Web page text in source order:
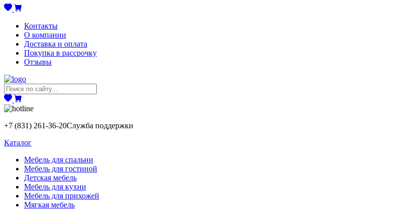
Контакты
О компании
Доставка и оплата
Покупка в рассрочку
Отзывы
+7 (831) 261-36-20Служба поддержки
Каталог
Мебель для спальни
Мебель для гостиной
Детская мебель
Мебель для кухни
Мебель для прихожей
Мягкая мебель